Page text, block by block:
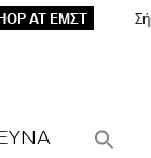
AT ΕΜΣΤ